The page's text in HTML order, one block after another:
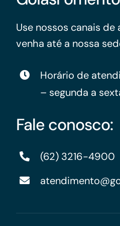
Use nossos canais
venha até a nossa
Horário de
– segunda a
Fale conosco:
(62) 3216-4900